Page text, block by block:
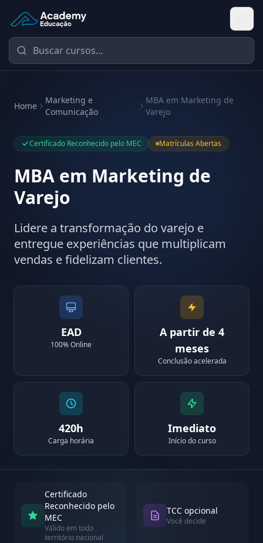
Academy Educação — Página Inicial
Home
Marketing e
Comunicação
MBA em Marketing de
Varejo
Certificado Reconhecido pelo MEC Matrículas Abertas
MBA em Marketing de
Varejo
Lidere a transformação do varejo e
entregue experiências que multiplicam
vendas e fidelizam clientes.
EAD
100% Online
A partir de 4
meses
Conclusão acelerada
420h
Carga horária
Imediato
Início do curso
Certificado
Reconhecido pelo
MEC
Válido em todo
território nacional
TCC opcional
Você decide